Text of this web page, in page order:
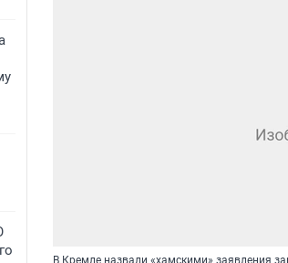
В Кремле назвали «хамскими» заявления